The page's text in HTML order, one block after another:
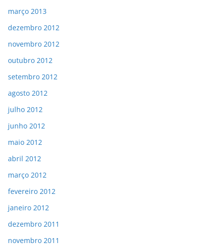
março 2013
dezembro 2012
novembro 2012
outubro 2012
setembro 2012
agosto 2012
julho 2012
junho 2012
maio 2012
abril 2012
março 2012
fevereiro 2012
janeiro 2012
dezembro 2011
novembro 2011